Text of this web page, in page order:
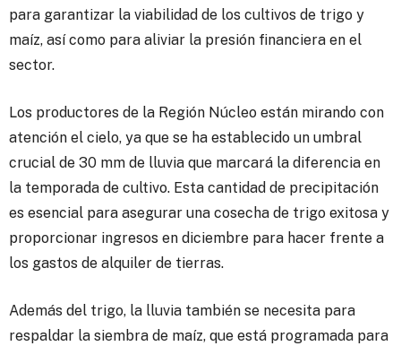
para garantizar la viabilidad de los cultivos de trigo y
maíz, así como para aliviar la presión financiera en el
sector.
Los productores de la Región Núcleo están mirando con
atención el cielo, ya que se ha establecido un umbral
crucial de 30 mm de lluvia que marcará la diferencia en
la temporada de cultivo. Esta cantidad de precipitación
es esencial para asegurar una cosecha de trigo exitosa y
proporcionar ingresos en diciembre para hacer frente a
los gastos de alquiler de tierras.
Además del trigo, la lluvia también se necesita para
respaldar la siembra de maíz, que está programada para